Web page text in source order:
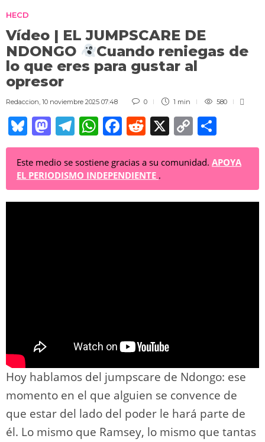
HECD
Vídeo | EL JUMPSCARE DE
NDONGO
Cuando reniegas de
lo que eres para gustar al
opresor
Redaccion, 10 noviembre 2025 07:48 0 1 min 580
Bl
u
e
sk
y
M
a
st
o
d
T
el
e
gr
a
W
h
at
s
A
F
a
c
e
b
R
e
d
di
t
X C
o
p
Li
o
m
ar
Este medio se sostiene gracias a su comunidad. APOYA
EL PERIODISMO INDEPENDIENTE .
Hoy hablamos del jumpscare de Ndongo: ese
momento en el que alguien se convence de
que estar del lado del poder le hará parte de
él. Lo mismo que Ramsey, lo mismo que tantas